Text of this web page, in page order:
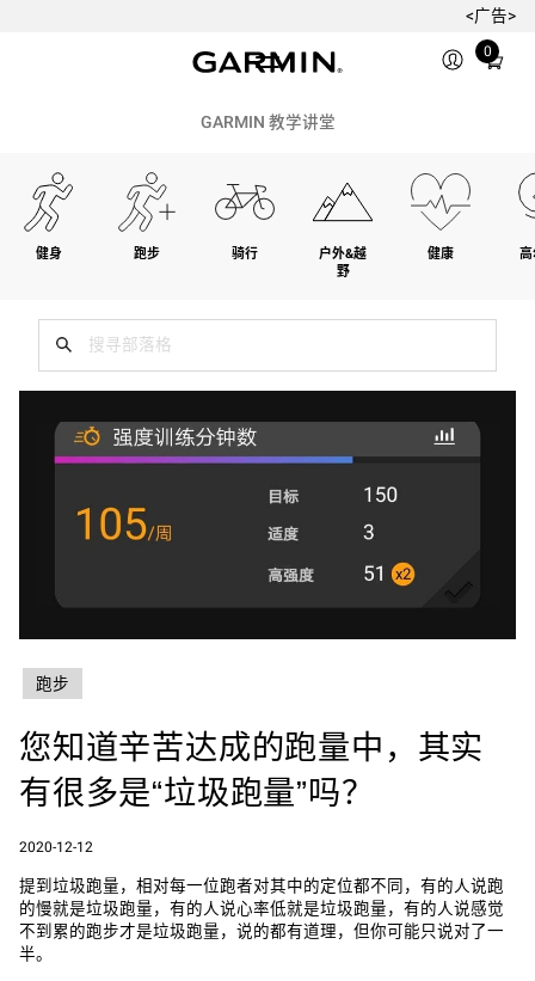
<广告>
0
Total
items
GARMIN 教学讲堂
健身 跑步 骑行
户外&越
野
健康 高
跑步
您知道辛苦达成的跑量中，其实
有很多是“垃圾跑量”吗？
2020-12-12
提到垃圾跑量，相对每一位跑者对其中的定位都不同，有的人说跑
的慢就是垃圾跑量，有的人说心率低就是垃圾跑量，有的人说感觉
不到累的跑步才是垃圾跑量，说的都有道理，但你可能只说对了一
半。